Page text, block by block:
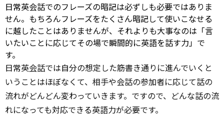
日常英会話でのフレーズの暗記は必ずしも必要ではありま
せん。もちろんフレーズをたくさん暗記して使いこなせる
に越したことはありませんが、それよりも大事なのは「言
いたいことに応じてその場で瞬間的に英語を話す力」で
す。
日常英会話では自分の想定した筋書き通りに進んでいくと
いうことはほぼなくて、相手や会話の参加者に応じて話の
流れがどんどん変わっていきます。ですので、どんな話の流
れになっても対応できる英語力が必要です。